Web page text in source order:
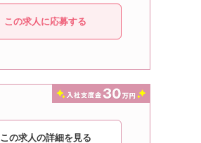
この求人に応募する
この求人の詳細を見る